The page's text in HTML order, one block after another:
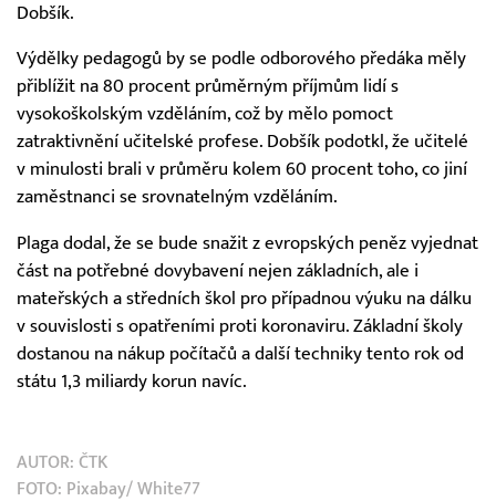
Dobšík.
Výdělky pedagogů by se podle odborového předáka měly
přiblížit na 80 procent průměrným příjmům lidí s
vysokoškolským vzděláním, což by mělo pomoct
zatraktivnění učitelské profese. Dobšík podotkl, že učitelé
v minulosti brali v průměru kolem 60 procent toho, co jiní
zaměstnanci se srovnatelným vzděláním.
Plaga dodal, že se bude snažit z evropských peněz vyjednat
část na potřebné dovybavení nejen základních, ale i
mateřských a středních škol pro případnou výuku na dálku
v souvislosti s opatřeními proti koronaviru. Základní školy
dostanou na nákup počítačů a další techniky tento rok od
státu 1,3 miliardy korun navíc.
AUTOR: ČTK
FOTO: Pixabay/ White77